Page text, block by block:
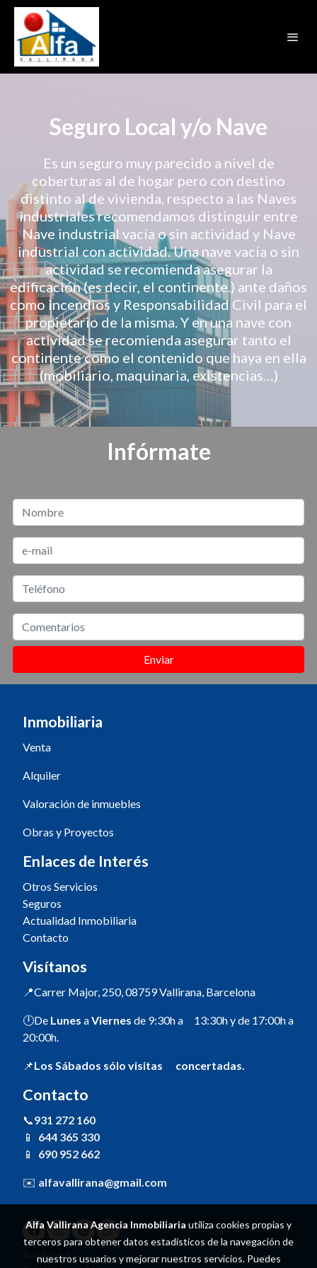
Seguro Local y/o Nave
Es un seguro muy parecido a nivel de
coberturas al de hogar pero con destino
distinto al de vivienda, respecto a las Naves
industriales recomendamos distinguir entre
Nave industrial vacía o sin actividad y Nave
industrial con actividad. Una nave vacía o sin
actividad se recomienda asegurar la
edificación (es decir, el continente.) ante daños
como incendios y Responsabilidad Civil para el
propietario de la misma. Y en una nave con
actividad se recomienda asegurar tanto el
continente como el contenido que haya en ella
(mobiliario, maquinaria, existencias…)
Infórmate
Enviar
Inmobiliaria
Venta
Alquiler
Valoración de inmuebles
Obras y Proyectos
Enlaces de Interés
Otros Servicios
Seguros
Actualidad Inmobiliaria
Contacto
Visítanos
📍Carrer Major, 250, 08759 Vallirana, Barcelona
🕛De Lunes aViernes de 9:30h a 13:30h y de 17:00h a
20:00h.
📌Los Sábados sólo visitas concertadas.
Contacto
📞931 272 160
📱 644 365 330
📱 690 952 662
✉️ alfavallirana@gmail.com
Aviso legal
Alfa Vallirana Agencia Inmobiliaria utiliza cookies propias y
terceros para obtener datos estadísticos de la navegación de
nuestros usuarios y mejorar nuestros servicios. Puedes